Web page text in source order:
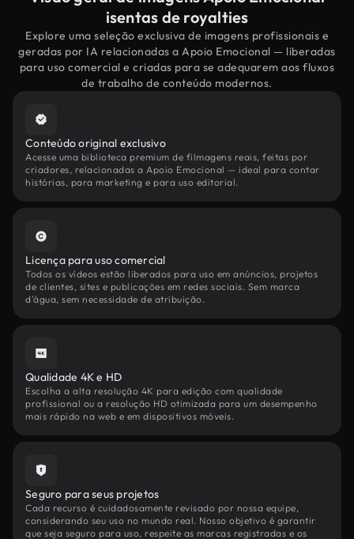
isentas de royalties
Explore uma seleção exclusiva de imagens profissionais e
geradas por IA relacionadas a Apoio Emocional — liberadas
para uso comercial e criadas para se adequarem aos fluxos
de trabalho de conteúdo modernos.
Conteúdo original exclusivo
Acesse uma biblioteca premium de filmagens reais, feitas por
criadores, relacionadas a Apoio Emocional — ideal para contar
histórias, para marketing e para uso editorial.
Licença para uso comercial
Todos os vídeos estão liberados para uso em anúncios, projetos
de clientes, sites e publicações em redes sociais. Sem marca
d'água, sem necessidade de atribuição.
Qualidade 4K e HD
Escolha a alta resolução 4K para edição com qualidade
profissional ou a resolução HD otimizada para um desempenho
mais rápido na web e em dispositivos móveis.
Seguro para seus projetos
Cada recurso é cuidadosamente revisado por nossa equipe,
considerando seu uso no mundo real. Nosso objetivo é garantir
que seja seguro para uso, respeite as marcas registradas e os